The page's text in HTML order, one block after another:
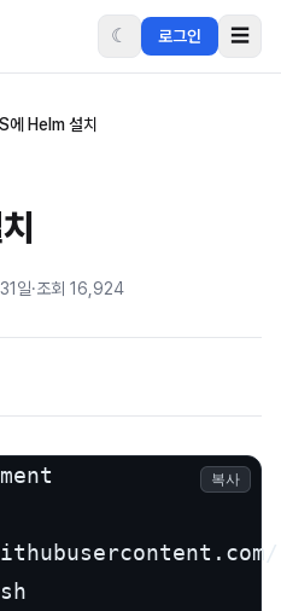
☾ 로그인 ☰
에 Helm 설치
일·조회 16,924
복사